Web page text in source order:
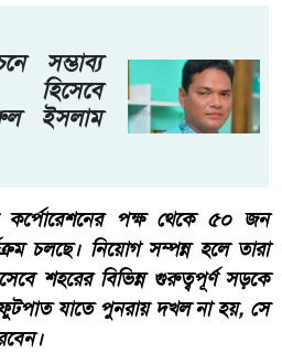
সম্ভাব্য
হিসেবে
ইসলাম
কর্পোরেশনের পক্ষ থেকে ৫০ জন
চলছে। নিয়োগ সম্পন্ন হলে তারা
শহরের বিভিন্ন গুরুত্বপূর্ণ সড়কে
যাতে পুনরায় দখল না হয়, সে